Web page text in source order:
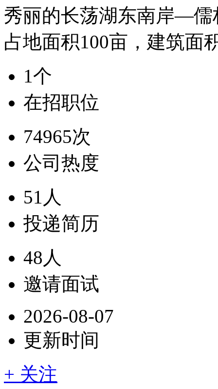
秀丽的长荡湖东南岸—儒
占地面积100亩，建筑面
1个
在招职位
74965次
公司热度
51人
投递简历
48人
邀请面试
2026-08-07
更新时间
+ 关注